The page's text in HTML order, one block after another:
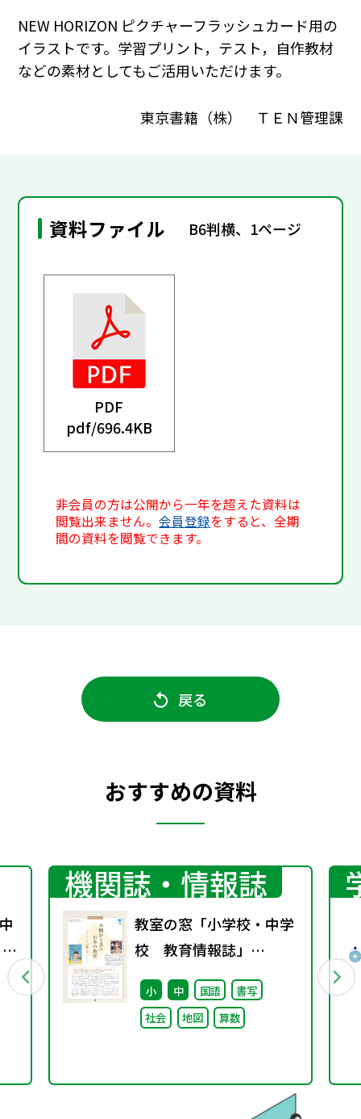
NEW HORIZON ピクチャーフラッシュカード用の
イラストです。学習プリント，テスト，自作教材
などの素材としてもご活用いただけます。
東京書籍（株） ＴＥＮ管理課
資料ファイル B6判横、1ページ
PDF
pdf/696.4KB
非会員の方は公開から一年を超えた資料は
閲覧出来ません。会員登録をすると、全期
間の資料を閲覧できます。
戻る
おすすめの資料
機関誌・情報誌
教室の窓「小学校・中学
校 教育情報誌」
vol.76 2025年9月発行
小 中 国語
書写
社会
地図 算数